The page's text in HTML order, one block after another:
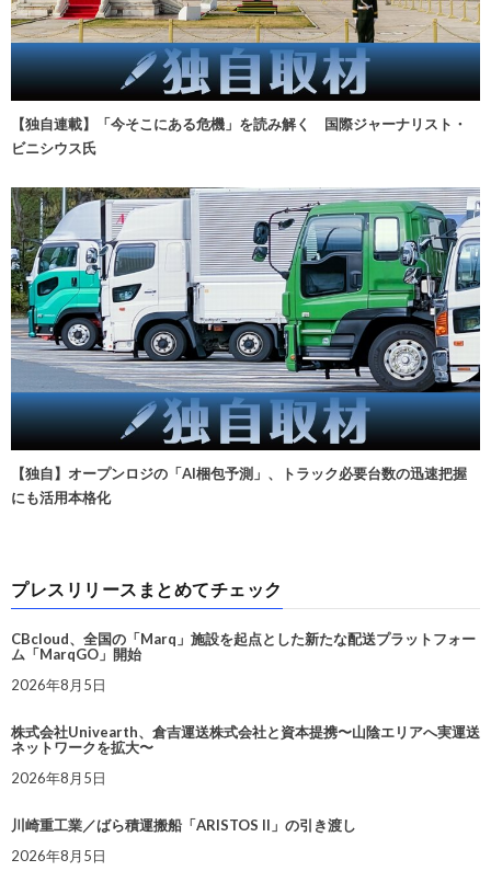
【独自連載】「今そこにある危機」を読み解く 国際ジャーナリスト・
ビニシウス氏
【独自】オープンロジの「AI梱包予測」、トラック必要台数の迅速把握
にも活用本格化
プレスリリースまとめてチェック
CBcloud、全国の「Marq」施設を起点とした新たな配送プラットフォー
ム「MarqGO」開始
2026年8月5日
株式会社Univearth、倉吉運送株式会社と資本提携〜山陰エリアへ実運送
ネットワークを拡大〜
2026年8月5日
川崎重工業／ばら積運搬船「ARISTOS II」の引き渡し
2026年8月5日